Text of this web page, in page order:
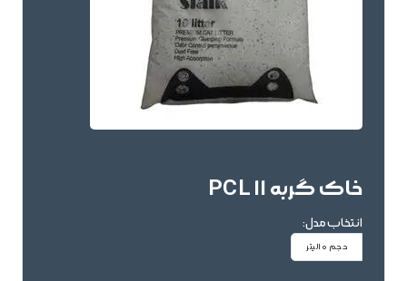
خاک گربه PCL 11
انتخاب مدل:
حجم 10لیتر